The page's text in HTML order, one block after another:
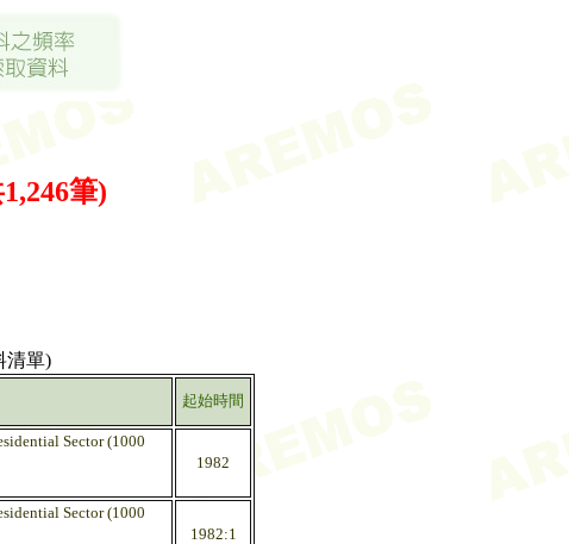
筆)
清單)
起始時間
Sector (1000
1982
Sector (1000
1982:1